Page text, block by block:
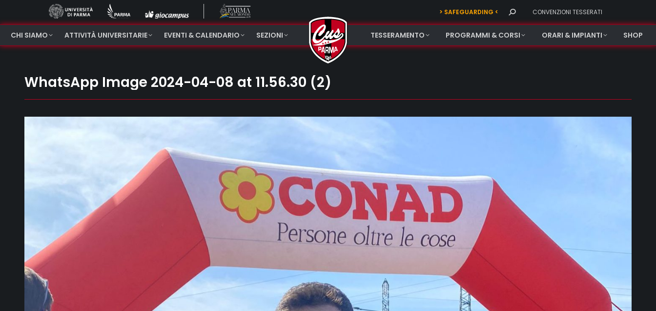
> SAFEGUARDING < Search: CONVENZIONI TESSERATI
CHI SIAMO ATTIVITÀ UNIVERSITARIE EVENTI & CALENDARIO SEZIONI TESSERAMENTO PROGRAMMI & CORSI ORARI & IMPIANTI SHOP
WhatsApp Image 2024-04-08 at 11.56.30 (2)